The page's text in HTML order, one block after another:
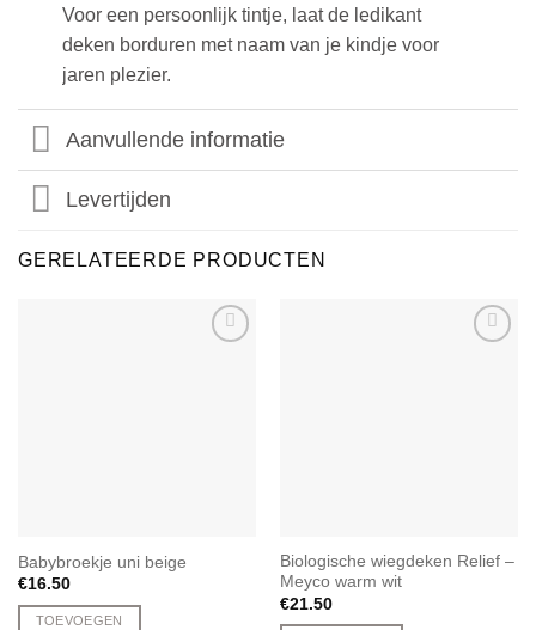
Voor een persoonlijk tintje, laat de ledikant
deken borduren met naam van je kindje voor
jaren plezier.
Aanvullende informatie
Levertijden
GERELATEERDE PRODUCTEN
Babybroekje uni beige
€16.50
TOEVOEGEN
Biologische wiegdeken Relief –
Meyco warm wit
€21.50